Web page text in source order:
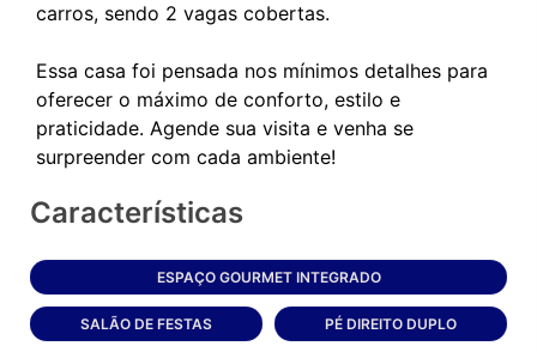
carros, sendo 2 vagas cobertas.
Essa casa foi pensada nos mínimos detalhes para
oferecer o máximo de conforto, estilo e
praticidade. Agende sua visita e venha se
Características
ESPAÇO GOURMET INTEGRADO
SALÃO DE FESTAS PÉ DIREITO DUPLO